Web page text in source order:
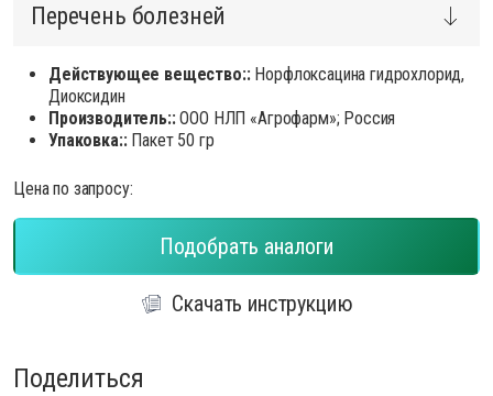
Перечень болезней
Действующее вещество::Норфлоксацина гидрохлорид,
Диоксидин
Производитель::ООО НЛП «Агрофарм»; Россия
Упаковка::Пакет 50 гр
Цена по запросу:
Подобрать аналоги
Скачать инструкцию
Поделиться